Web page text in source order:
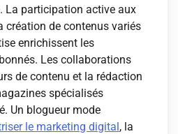
La participation active aux
création de contenus variés
enrichissent les
Les collaborations
de contenu et la rédaction
spécialisés
Un blogueur mode
le marketing digital, la